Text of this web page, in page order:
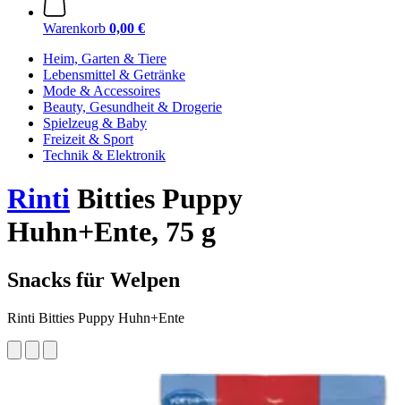
Warenkorb 0,00 €
Heim, Garten & Tiere
Lebensmittel & Getränke
Mode & Accessoires
Beauty, Gesundheit & Drogerie
Spielzeug & Baby
Freizeit & Sport
Technik & Elektronik
Rinti Bitties Puppy
Huhn+Ente, 75 g
Snacks für Welpen
Rinti Bitties Puppy Huhn+Ente